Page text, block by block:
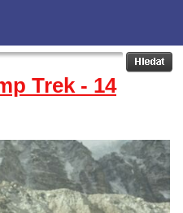
Trek - 14